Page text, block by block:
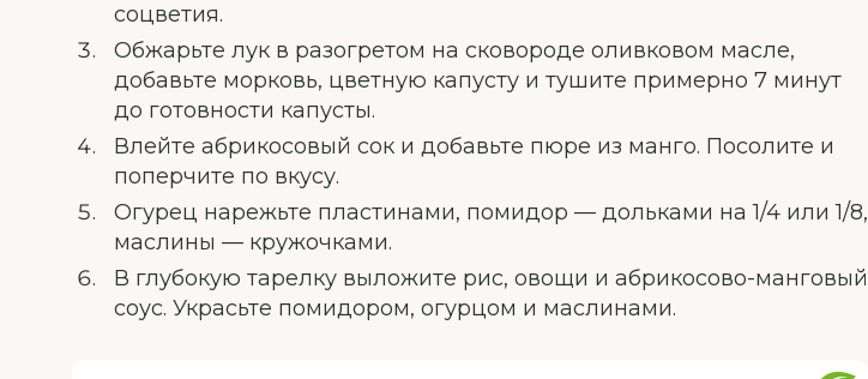
соцветия.
Обжарьте лук в разогретом на сковороде оливковом масле,
добавьте морковь, цветную капусту и тушите примерно 7 минут
до готовности капусты.
Влейте абрикосовый сок и добавьте пюре из манго. Посолите и
поперчите по вкусу.
Огурец нарежьте пластинами, помидор — дольками на 1/4 или 1/8,
маслины — кружочками.
В глубокую тарелку выложите рис, овощи и абрикосово-манговый
соус. Украсьте помидором, огурцом и маслинами.